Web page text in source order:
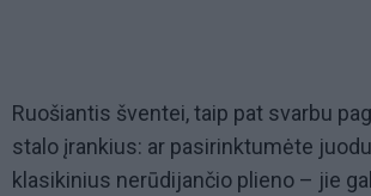
Ruošiantis šventei, taip pat svarbu
stalo įrankius: ar pasirinktumėte
klasikinius nerūdijančio plieno – jie